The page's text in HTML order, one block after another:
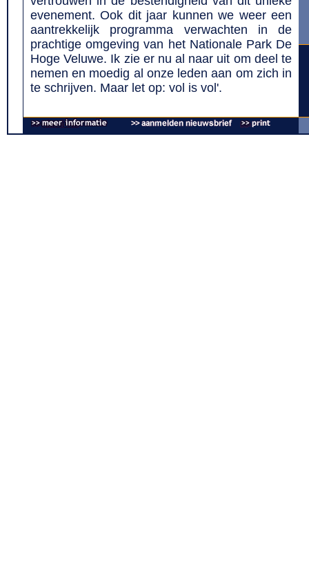
evenement. Ook dit jaar kunnen we weer een
aantrekkelijk programma verwachten in de
prachtige omgeving van het Nationale Park De
Hoge Veluwe. Ik zie er nu al naar uit om deel te
nemen en moedig al onze leden aan om zich in
te schrijven. Maar let op: vol is vol'.